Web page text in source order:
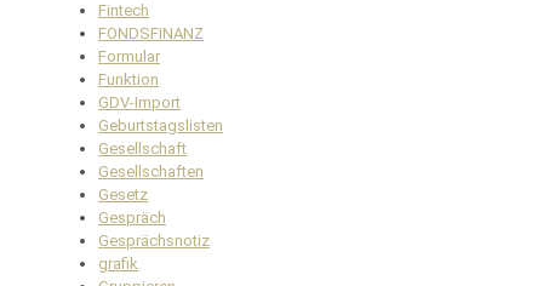
Fintech
FONDSFINANZ
Formular
Funktion
GDV-Import
Geburtstagslisten
Gesellschaft
Gesellschaften
Gesetz
Gespräch
Gesprächsnotiz
grafik